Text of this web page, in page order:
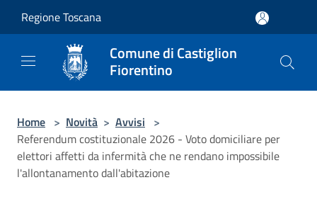
Regione Toscana
Comune di Castiglion
Fiorentino
Home > Novità > Avvisi >
Referendum costituzionale 2026 - Voto domiciliare per
elettori affetti da infermità che ne rendano impossibile
l'allontanamento dall'abitazione